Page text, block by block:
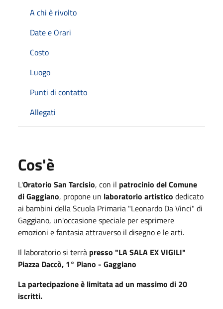
A chi è rivolto
Date e Orari
Costo
Luogo
Punti di contatto
Allegati
Cos'è
L'Oratorio San Tarcisio, con il patrocinio del Comune
di Gaggiano, propone un laboratorio artistico dedicato
ai bambini della Scuola Primaria "Leonardo Da Vinci" di
Gaggiano, un'occasione speciale per esprimere
emozioni e fantasia attraverso il disegno e le arti.
Il laboratorio si terrà presso "LA SALA EX VIGILI"
Piazza Daccò, 1° Piano - Gaggiano
La partecipazione è limitata ad un massimo di 20
iscritti.